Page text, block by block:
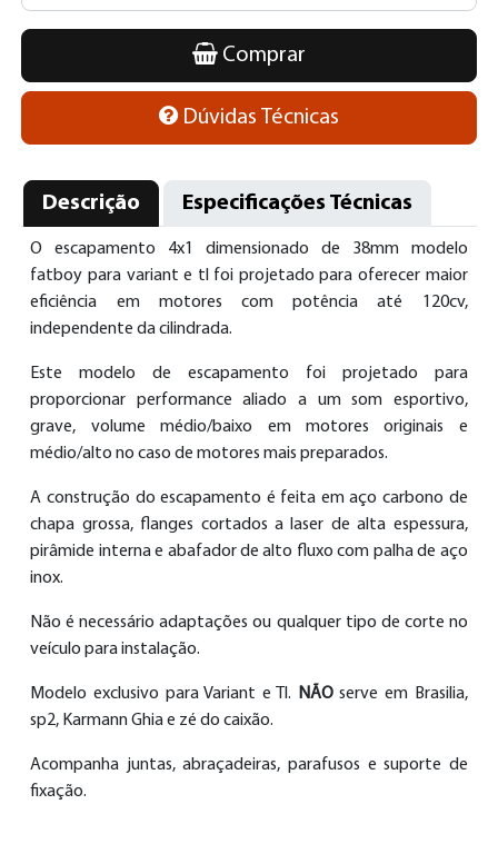
Comprar
Dúvidas Técnicas
Descrição Especificações Técnicas
O escapamento 4x1 dimensionado de 38mm modelo
fatboy para variant e tl foi projetado para oferecer maior
eficiência em motores com potência até 120cv,
independente da cilindrada.
Este modelo de escapamento foi projetado para
proporcionar performance aliado a um som esportivo,
grave, volume médio/baixo em motores originais e
médio/alto no caso de motores mais preparados.
A construção do escapamento é feita em aço carbono de
chapa grossa, flanges cortados a laser de alta espessura,
pirâmide interna e abafador de alto fluxo com palha de aço
inox.
Não é necessário adaptações ou qualquer tipo de corte no
veículo para instalação.
Modelo exclusivo para Variant e Tl. NÃOserve em Brasilia,
sp2, Karmann Ghia e zé do caixão.
Acompanha juntas, abraçadeiras, parafusos e suporte de
fixação.